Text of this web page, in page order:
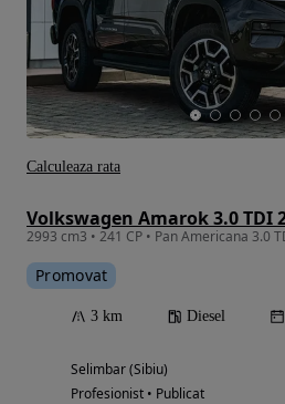
Promovat
3 km Diesel
Selimbar (Sibiu)
Profesionist • Publicat
Calculeaza rata